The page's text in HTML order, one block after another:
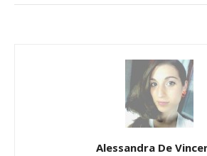
Alessandra De